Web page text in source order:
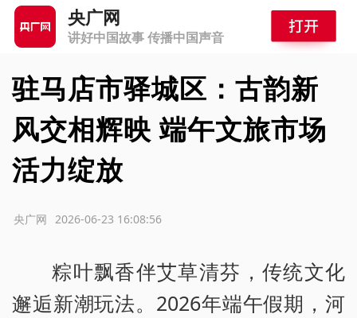
央广网
讲好中国故事 传播中国声音
驻马店市驿城区：古韵新
风交相辉映 端午文旅市场
活力绽放
2026-06-23 16:08:56
央广网
粽叶飘香伴艾草清芬，传统文化
邂逅新潮玩法。2026年端午假期，河